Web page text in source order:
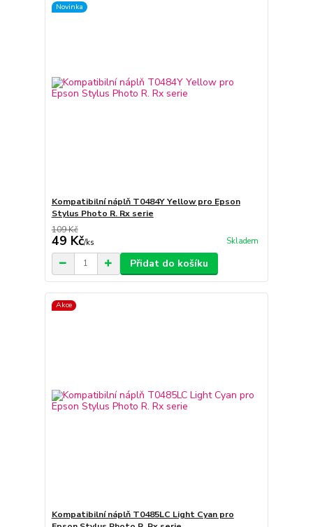
Novinka
Kompatibilní náplň T0484Y Yellow pro Epson
Stylus Photo R. Rx serie
109 Kč
49 Kč/ks Skladem
Přidat do košíku
Akce
Kompatibilní náplň T0485LC Light Cyan pro